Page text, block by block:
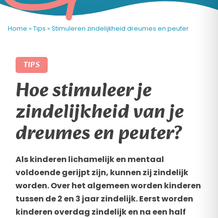
Home » Tips » Stimuleren zindelijkheid dreumes en peuter
TIPS
Hoe stimuleer je
zindelijkheid van je
dreumes en peuter?
Als kinderen lichamelijk en mentaal
voldoende gerijpt zijn, kunnen zij zindelijk
worden. Over het algemeen worden kinderen
tussen de 2 en 3 jaar zindelijk. Eerst worden
kinderen overdag zindelijk en na een half